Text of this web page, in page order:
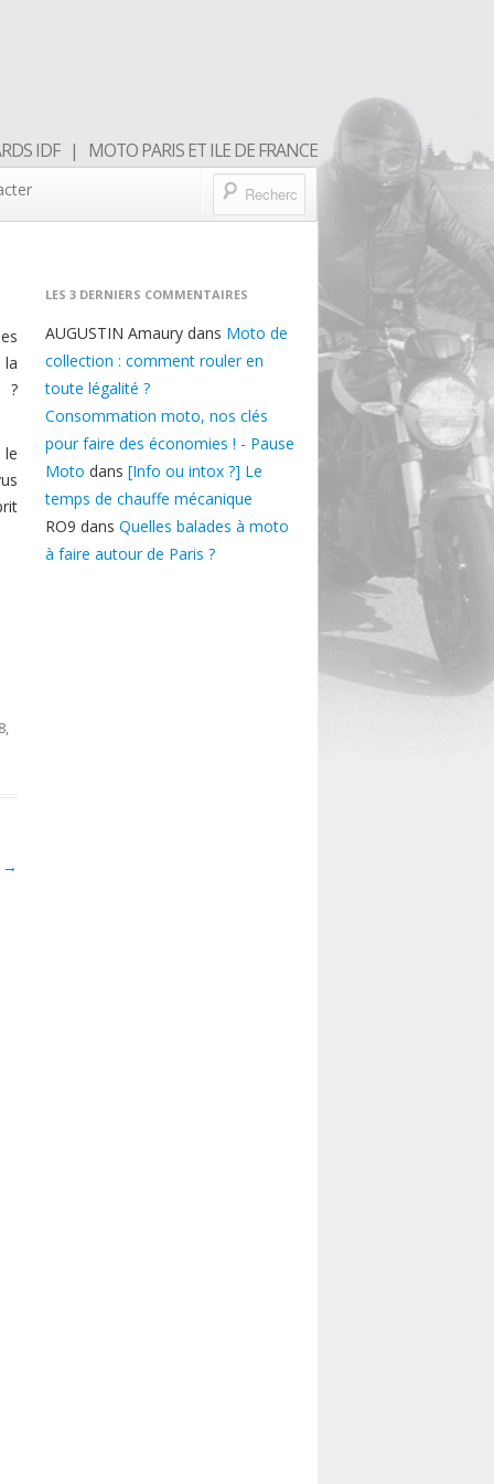
IDF | MOTO PARIS ET ILE DE FRANCE
?
le
,
→
LES 3 DERNIERS COMMENTAIRES
AUGUSTIN Amaurydans Moto de
collection : comment rouler en
toute légalité ?
Consommation moto, nos clés
pour faire des économies ! - Pause
Moto dans [Info ou intox ?] Le
temps de chauffe mécanique
RO9 dans Quelles balades à moto
à faire autour de Paris ?